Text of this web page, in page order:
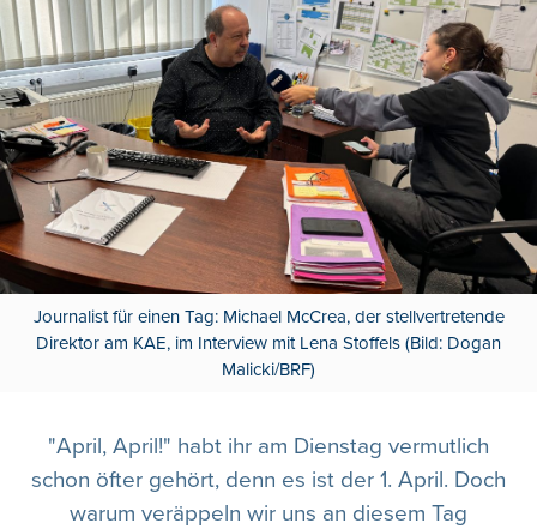
Journalist für einen Tag: Michael McCrea, der stellvertretende
Direktor am KAE, im Interview mit Lena Stoffels (Bild: Dogan
Malicki/BRF)
"April, April!" habt ihr am Dienstag vermutlich
schon öfter gehört, denn es ist der 1. April. Doch
warum veräppeln wir uns an diesem Tag